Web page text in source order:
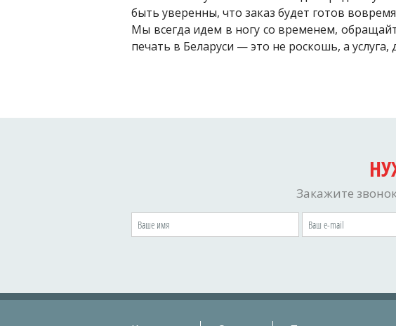
быть уверенны, что заказ будет готов
Мы всегда идем в ногу со временем,
печать в Беларуси — это не роскошь, а услуга,
Закажите